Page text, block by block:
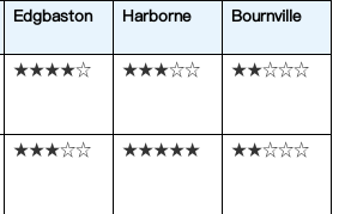
Edgbaston Harborne Bournville
★★★★☆ ★★★☆☆ ★★☆☆☆
★★★☆☆ ★★★★★ ★★☆☆☆